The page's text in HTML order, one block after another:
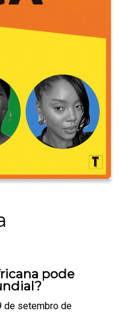
pode
de setembro de